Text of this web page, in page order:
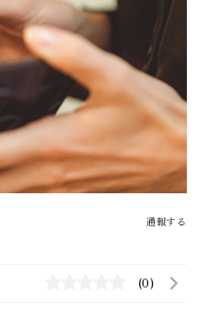
通報する
(0)